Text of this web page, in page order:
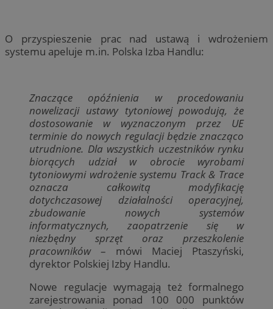
O przyspieszenie prac nad ustawą i wdrożeniem
systemu apeluje m.in. Polska Izba Handlu:
Znaczące opóźnienia w procedowaniu
nowelizacji ustawy tytoniowej powodują, że
dostosowanie w wyznaczonym przez UE
terminie do nowych regulacji będzie znacząco
utrudnione. Dla wszystkich uczestników rynku
biorących udział w obrocie wyrobami
tytoniowymi wdrożenie systemu Track & Trace
oznacza całkowitą modyfikację
dotychczasowej działalności operacyjnej,
zbudowanie nowych systemów
informatycznych, zaopatrzenie się w
niezbędny sprzęt oraz przeszkolenie
pracowników– mówi Maciej Ptaszyński,
dyrektor Polskiej Izby Handlu.
Nowe regulacje wymagają też formalnego
zarejestrowania ponad 100 000 punktów